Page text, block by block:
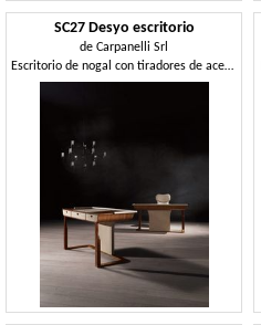
SC27 Desyo escritorio
de Carpanelli Srl
Escritorio de nogal con tiradores de acero bronceado